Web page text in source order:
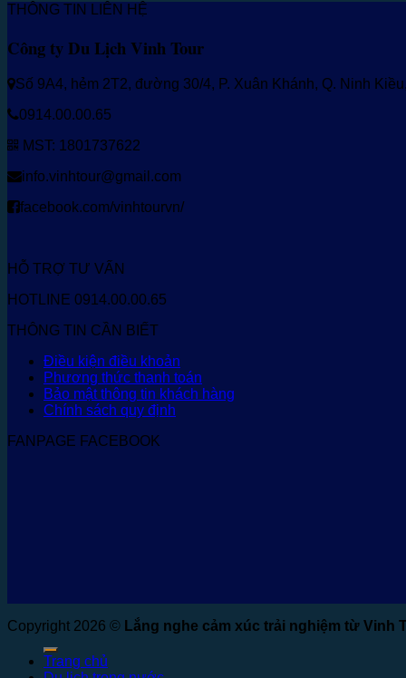
THÔNG TIN LIÊN HỆ
Công ty Du Lịch Vinh Tour
Số 9A4, hẻm 2T2, đường 30/4, P. Xuân Khánh, Q. Ninh
0914.00.00.65
MST: 1801737622
info.vinhtour@gmail.com
facebook.com/vinhtourvn/
HỖ TRỢ TƯ VẤN
HOTLINE 0914.00.00.65
THÔNG TIN CẦN BIẾT
Điều kiện điều khoản
Phương thức thanh toán
Bảo mật thông tin khách hàng
Chính sách quy định
FANPAGE FACEBOOK
Copyright 2026 © Lắng nghe cảm xúc trải nghiệm từ Vinh
Trang chủ